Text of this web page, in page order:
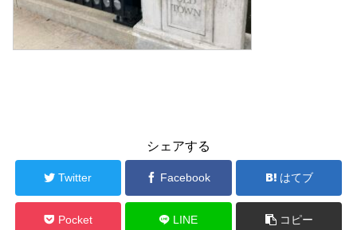
シェアする
Twitter Facebook はてブ
Pocket LINE コピー